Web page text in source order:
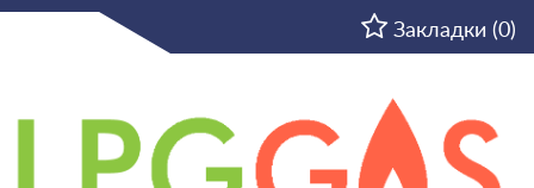
Закладки (0)